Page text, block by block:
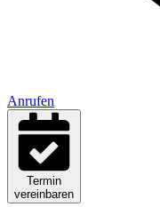
Anrufen
Termin
vereinbaren